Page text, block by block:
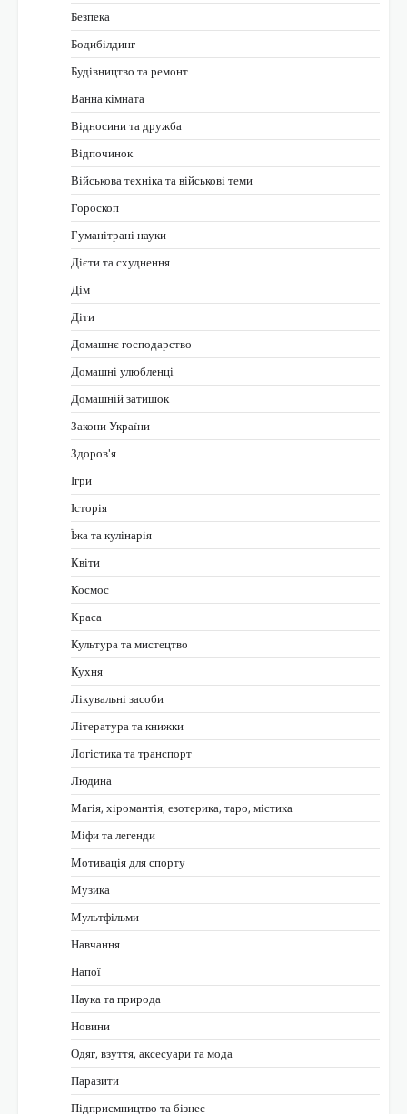
Безпека
Бодибілдинг
Будівництво та ремонт
Ванна кімната
Відносини та дружба
Відпочинок
Військова техніка та військові теми
Гороскоп
Гуманітрані науки
Дієти та схуднення
Дім
Діти
Домашнє господарство
Домашні улюбленці
Домашній затишок
Закони України
Здоров'я
Ігри
Історія
Їжа та кулінарія
Квіти
Космос
Краса
Культура та мистецтво
Кухня
Лікувальні засоби
Література та книжки
Логістика та транспорт
Людина
Магія, хіромантія, езотерика, таро, містика
Міфи та легенди
Мотивація для спорту
Музика
Мультфільми
Навчання
Напої
Наука та природа
Новини
Одяг, взуття, аксесуари та мода
Паразити
Підприємництво та бізнес